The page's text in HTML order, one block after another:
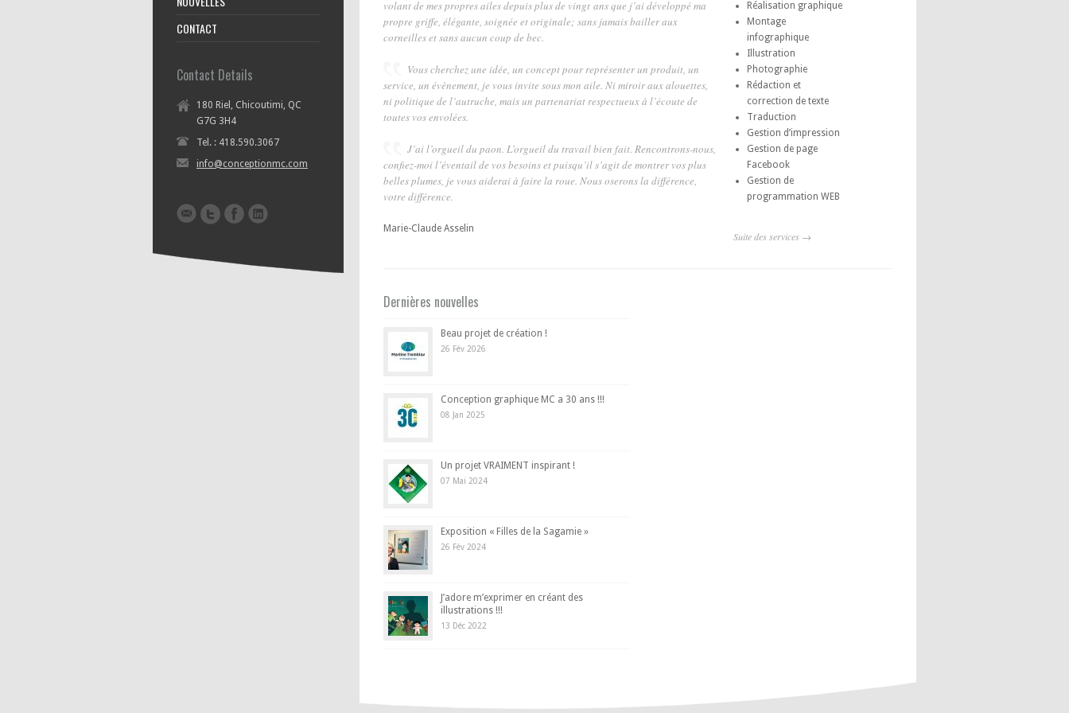
volant de mes propres ailes depuis plus de vingt ans que j’ai développé ma
propre griffe, élégante, soignée et originale; sans jamais bailler aux
corneilles et sans aucun coup de bec.
Vous cherchez une idée, un concept pour représenter un produit, un
service, un évènement, je vous invite sous mon aile. Ni miroir aux alouettes,
ni politique de l’autruche, mais un partenariat respectueux à l’écoute de
toutes vos envolées.
J’ai l’orgueil du paon. L’orgueil du travail bien fait. Rencontrons-nous,
confiez-moi l’éventail de vos besoins et puisqu’il s’agit de montrer vos plus
belles plumes, je vous aiderai à faire la roue. Nous oserons la différence,
votre différence.
Marie-Claude Asselin
Réalisation graphique
Montage
infographique
Illustration
Photographie
Rédaction et
correction de texte
Traduction
Gestion d’impression
Gestion de page
Facebook
Gestion de
programmation WEB
Suite des services →
Dernières nouvelles
Beau projet de création !
26 Fév 2026
Conception graphique MC a 30 ans !!!
08 Jan 2025
Un projet VRAIMENT inspirant !
07 Mai 2024
Exposition « Filles de la Sagamie »
26 Fév 2024
J’adore m’exprimer en créant des
illustrations !!!
13 Déc 2022
CONTACT
Contact Details
180 Riel, Chicoutimi, QC
G7G 3H4
Tel. : 418.590.3067
info@conceptionmc.com